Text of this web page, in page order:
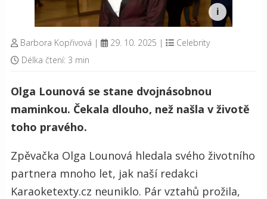
Barbora Kopřivová | 29. 10. 2025 |
Celebrity
Délka čtení: 3 min
Olga Lounová se stane dvojnásobnou
maminkou. Čekala dlouho, než našla v životě
toho pravého.
Zpěvačka Olga Lounová hledala svého životního
partnera mnoho let, jak naší redakci
Karaoketexty.cz neuniklo. Pár vztahů prožila,